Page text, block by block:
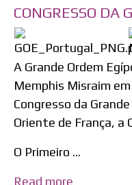
CONGRESSO DA
A Grande Ordem
Memphis Misraim
Congresso da
Oriente de França, a
O Primeiro ...
Read more